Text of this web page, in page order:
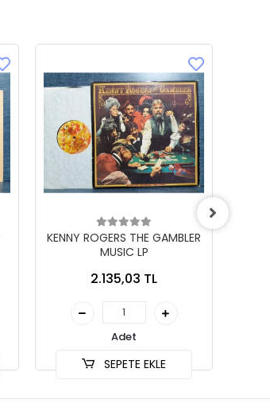
KENNY ROGERS THE GAMBLER
MUSIC LP
2.135,03 TL
Adet
SEPETE EKLE